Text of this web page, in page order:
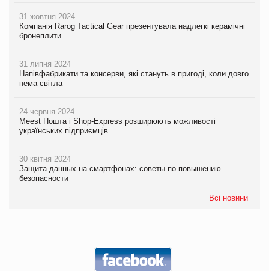
31 жовтня 2024
Компанія Rarog Tactical Gear презентувала надлегкі керамічні
бронеплити
31 липня 2024
Напівфабрикати та консерви, які стануть в пригоді, коли довго
нема світла
24 червня 2024
Meest Пошта і Shop-Express розширюють можливості
українських підприємців
30 квітня 2024
Защита данных на смартфонах: советы по повышению
безопасности
Всі новини